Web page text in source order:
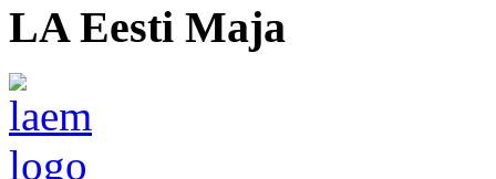
LA Eesti Maja